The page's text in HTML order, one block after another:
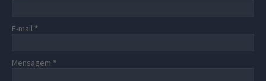
E-mail *
Mensagem *